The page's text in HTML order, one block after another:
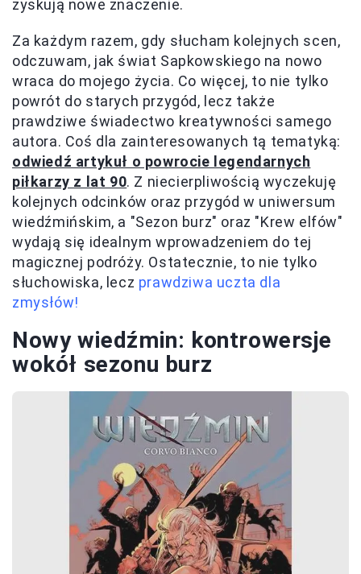
zyskują nowe znaczenie.
Za każdym razem, gdy słucham kolejnych scen,
odczuwam, jak świat Sapkowskiego na nowo
wraca do mojego życia. Co więcej, to nie tylko
powrót do starych przygód, lecz także
prawdziwe świadectwo kreatywności samego
autora. Coś dla zainteresowanych tą tematyką:
odwiedź artykuł o powrocie legendarnych
piłkarzy z lat 90. Z niecierpliwością wyczekuję
kolejnych odcinków oraz przygód w uniwersum
wiedźmińskim, a "Sezon burz" oraz "Krew elfów"
wydają się idealnym wprowadzeniem do tej
magicznej podróży. Ostatecznie, to nie tylko
słuchowiska, lecz prawdziwa uczta dla
zmysłów!
Nowy wiedźmin: kontrowersje
wokół sezonu burz